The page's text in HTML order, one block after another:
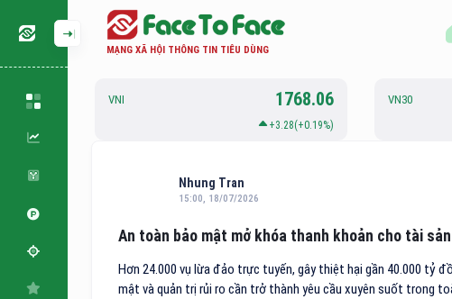
MẠNG XÃ HỘI THÔNG TIN TIÊU DÙNG
126.88 VNI 1768.06
+3.28(+0.19%)
VN30
Nhung Tran
15:00, 18/07/2026
An toàn bảo mật mở khóa thanh khoản cho tài
Hơn 24.000 vụ lừa đảo trực tuyến, gây thiệt hại gần 40.000 tỷ
mật và quản trị rủi ro cần trở thành yêu cầu xuyên suốt trong